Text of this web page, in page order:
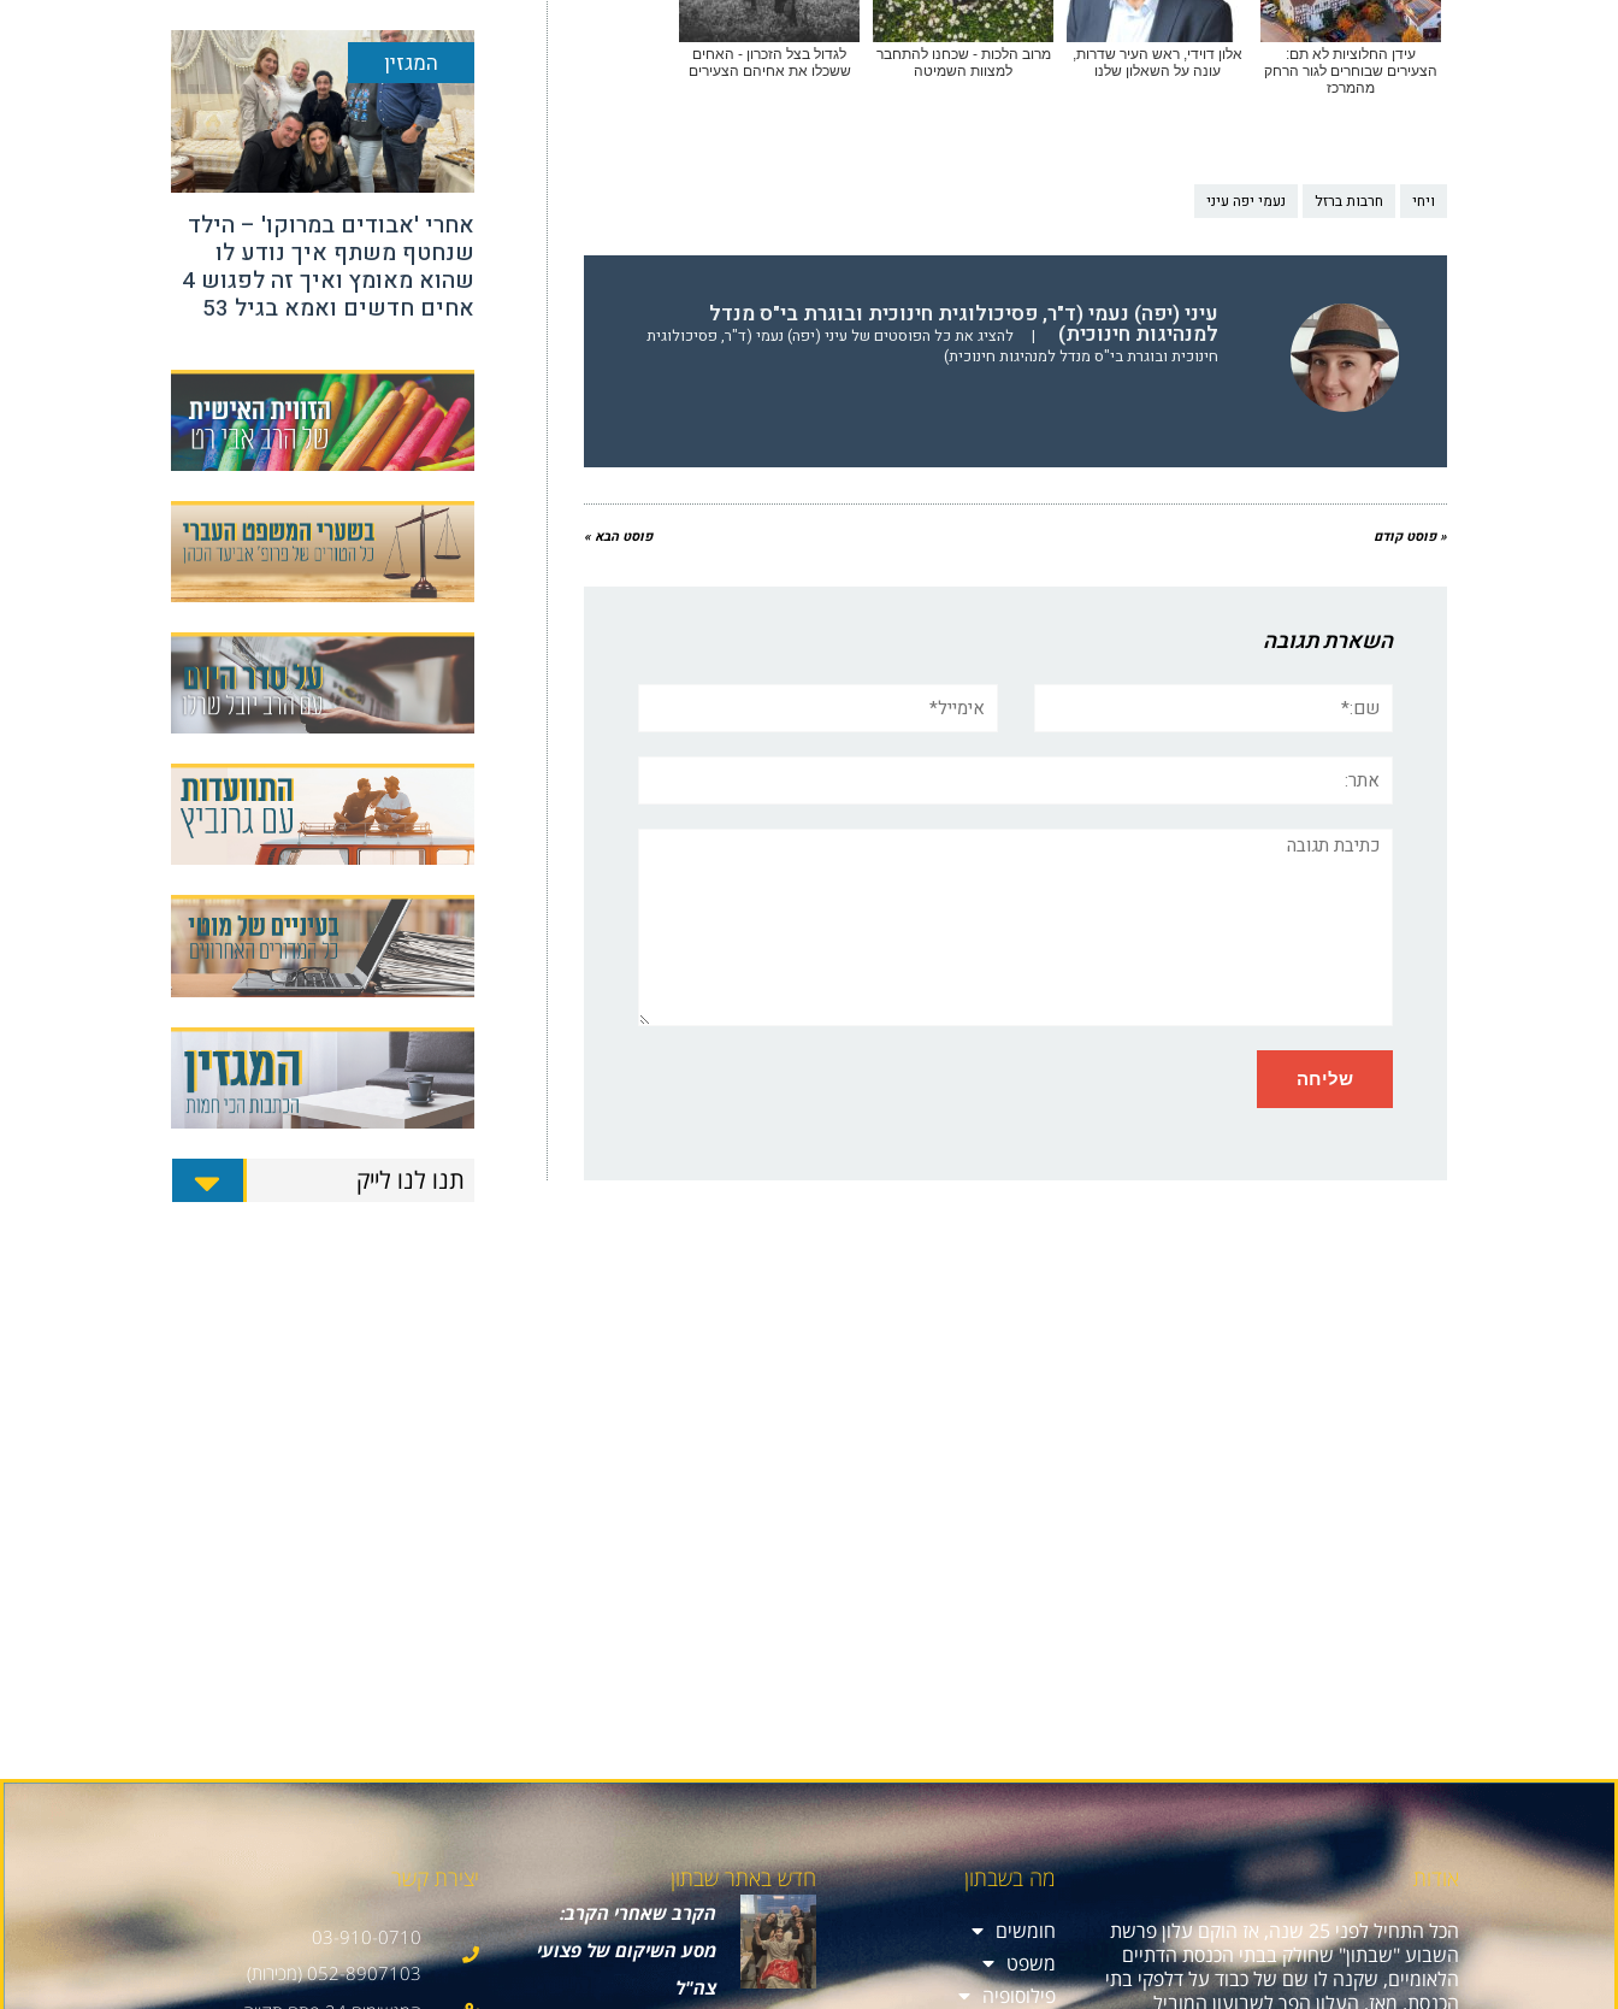
עידן החלוציות לא תם:
הצעירים שבוחרים לגור הרחק
מהמרכז
אלון דוידי, ראש העיר שדרות,
עונה על השאלון שלנו
מרוב הלכות - שכחנו להתחבר
למצוות השמיטה
לגדול בצל הזכרון - האחים
ששכלו את אחיהם הצעירים
ויחי חרבות ברזל נעמי יפה עיני
עיני (יפה) נעמי (ד"ר, פסיכולוגית חינוכית ובוגרת בי"ס מנדל
למנהיגות חינוכית) |
להציג את כל הפוסטים של עיני (יפה) נעמי (ד"ר, פסיכולוגית
חינוכית ובוגרת בי"ס מנדל למנהיגות חינוכית)
« פוסט קודם פוסט הבא »
השארת תגובה
תגובה
המגזין
אחרי 'אבודים במרוקו' – הילד
שנחטף משתף איך נודע לו
שהוא מאומץ ואיך זה לפגוש 4
אחים חדשים ואמא בגיל 53
תנו לנו לייק
אודות
הכל התחיל לפני 25 שנה, אז הוקם עלון פרשת
השבוע "שבתון" שחולק בבתי הכנסת הדתיים
הלאומיים, שקנה לו שם של כבוד על דלפקי בתי
הכנסת. מאז, העלון הפך לשבועון המוביל
מה בשבתון
חומשים
משפט
פילוסופיה
חדש באתר שבתון
הקרב שאחרי הקרב:
מסע השיקום של פצועי
צה"ל
יצירת קשר
03-910-0710
052-8907103 (מכירות)